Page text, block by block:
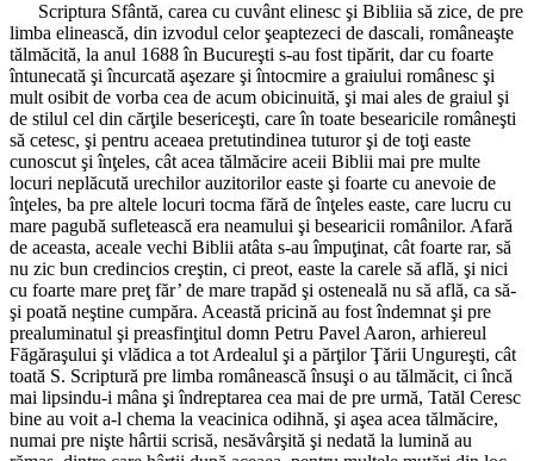
Scriptura Sfântă, carea cu cuvânt elinesc şi Bibliia să zice, de pre
limba elinească, din izvodul celor şeaptezeci de dascali, româneaşte
tălmăcită, la anul 1688 în Bucureşti s-au fost tipărit, dar cu foarte
întunecată şi încurcată aşezare şi întocmire a graiului românesc şi
mult osibit de vorba cea de acum obicinuită, şi mai ales de graiul şi
de stilul cel din cărţile besericeşti, care în toate besearicile româneşti
să cetesc, şi pentru aceaea pretutindinea tuturor şi de toţi easte
cunoscut şi înţeles, cât acea tălmăcire aceii Biblii mai pre multe
locuri neplăcută urechilor auzitorilor easte şi foarte cu anevoie de
înţeles, ba pre altele locuri tocma fără de înţeles easte, care lucru cu
mare pagubă sufletească era neamului şi besearicii românilor. Afară
de aceasta, aceale vechi Biblii atâta s-au împuţinat, cât foarte rar, să
nu zic bun credincios creştin, ci preot, easte la carele să află, şi nici
cu foarte mare preţ făr’ de mare trapăd şi osteneală nu să află, ca să-
şi poată neştine cumpăra. Această pricină au fost îndemnat şi pre
prealuminatul şi preasfinţitul domn Petru Pavel Aaron, arhiereul
Făgăraşului şi vlădica a tot Ardealul şi a părţilor Ţării Ungureşti, cât
toată S. Scriptură pre limba românească însuşi o au tălmăcit, ci încă
mai lipsindu-i mâna şi îndreptarea cea mai de pre urmă, Tatăl Ceresc
bine au voit a-l chema la veacinica odihnă, şi aşea acea tălmăcire,
numai pre nişte hârtii scrisă, nesăvârşită şi nedată la lumină au